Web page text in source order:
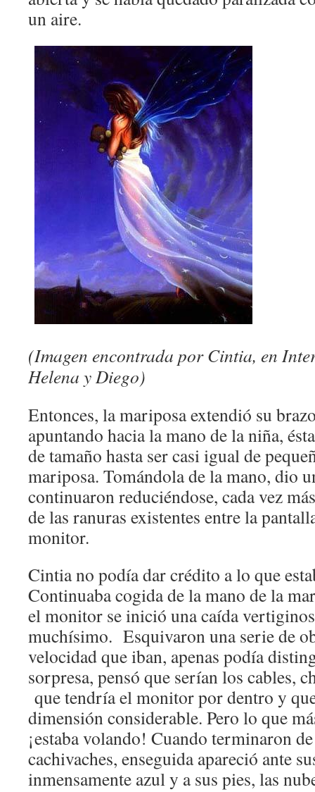
un aire.
(Imagen encontrada por Cintia, en
Helena y Diego)
Entonces, la mariposa extendió su
apuntando hacia la mano de la niña,
de tamaño hasta ser casi igual de
mariposa. Tomándola de la mano, dio
continuaron reduciéndose, cada vez
de las ranuras existentes entre la
monitor.
Cintia no podía dar crédito a lo que
Continuaba cogida de la mano de la
el monitor se inició una caída
muchísimo. Esquivaron una serie de
velocidad que iban, apenas podía
sorpresa, pensó que serían los cables,
que tendría el monitor por dentro y
dimensión considerable. Pero lo que
¡estaba volando! Cuando terminaron
cachivaches, enseguida apareció ante
inmensamente azul y a sus pies, las